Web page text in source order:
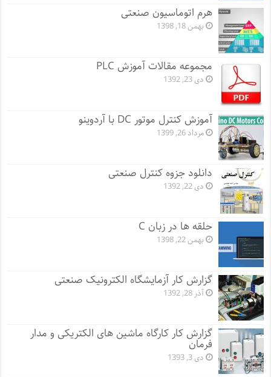
هرم اتوماسیون صنعتی
بهمن 18, 1398
مجموعه مقالات آموزش PLC
دی 23, 1392
آموزش کنترل موتور DC با آردوینو
مرداد 26, 1399
دانلود جزوه کنترل صنعتی
دی 22, 1392
حلقه ها در زبان C
بهمن 22, 1398
گزارش کار آزمایشگاه الکترونیک صنعتی
آذر 28, 1392
گزارش کار کارگاه ماشین های الکتریکی و مدار
فرمان
دی 3, 1393